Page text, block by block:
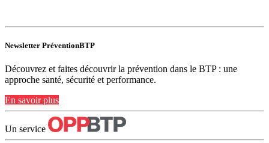
Newsletter PréventionBTP
Découvrez et faites découvrir la prévention dans le BTP : une
approche santé, sécurité et performance.
En savoir plus
Un service